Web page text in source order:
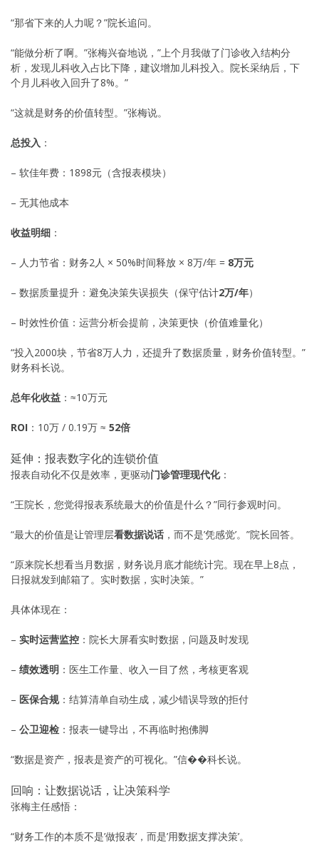
“那省下来的人力呢？”院长追问。
“能做分析了啊。”张梅兴奋地说，”上个月我做了门诊收入结构分
析，发现儿科收入占比下降，建议增加儿科投入。院长采纳后，下
个月儿科收入回升了8%。”
“这就是财务的价值转型。”张梅说。
总投入 ：
– 软佳年费：1898元（含报表模块）
– 无其他成本
收益明细 ：
– 人力节省：财务2人 × 50%时间释放 × 8万/年 = 8万元
– 数据质量提升：避免决策失误损失（保守估计2万/年）
– 时效性价值：运营分析会提前，决策更快（价值难量化）
“投入2000块，节省8万人力，还提升了数据质量，财务价值转型。”
财务科长说。
总年化收益 ：≈10万元
ROI ：10万 / 0.19万 ≈ 52倍
延伸：报表数字化的连锁价值
报表自动化不仅是效率，更驱动门诊管理现代化：
“王院长，您觉得报表系统最大的价值是什么？”同行参观时问。
“最大的价值是让管理层看数据说话 ，而不是’凭感觉’。”院长回答。
“原来院长想看当月数据，财务说月底才能统计完。现在早上8点，
日报就发到邮箱了。实时数据，实时决策。”
具体体现在：
– 实时运营监控 ：院长大屏看实时数据，问题及时发现
– 绩效透明 ：医生工作量、收入一目了然，考核更客观
– 医保合规：结算清单自动生成，减少错误导致的拒付
– 公卫迎检 ：报表一键导出，不再临时抱佛脚
“数据是资产，报表是资产的可视化。”信��科长说。
回响：让数据说话，让决策科学
张梅主任感悟：
“财务工作的本质不是’做报表’，而是’用数据支撑决策’。